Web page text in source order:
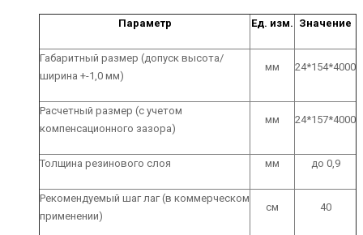
Параметр Ед. изм. Значение
Габаритный размер (допуск высота/
ширина +-1,0 мм)
мм 24*154*4000
Расчетный размер (с учетом
компенсационного зазора)
мм 24*157*4000
Толщина резинового слоя мм до 0,9
Рекомендуемый шаг лаг (в коммерческом
применении)
см 40